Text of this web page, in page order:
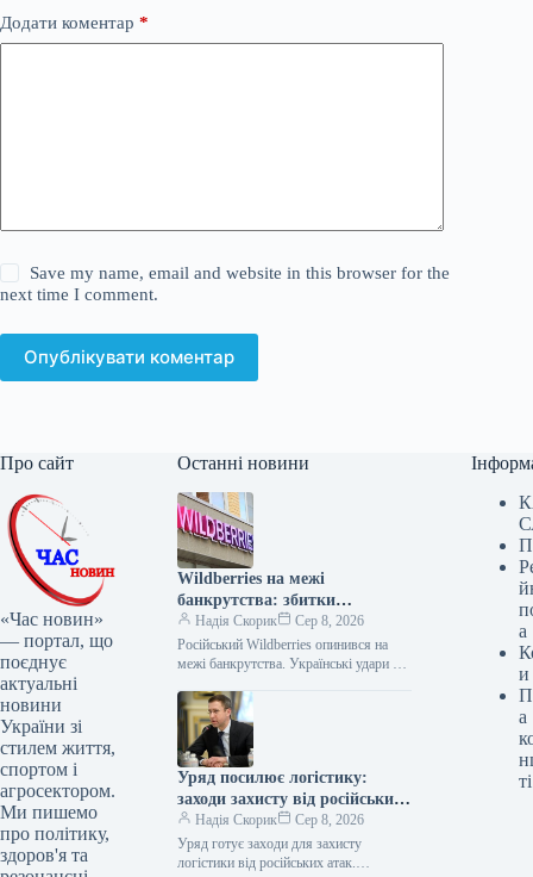
Додати коментар *
Save my name, email and website in this browser for the
next time I comment.
Опублікувати коментар
Про сайт
«Час новин»
— портал, що
поєднує
актуальні
новини
України зі
стилем життя,
спортом і
агросектором.
Ми пишемо
про політику,
здоров'я та
Останні новини
Wildberries на межі
банкрутства: збитки
перевищили 200 млрд рублів
Надія Скорик
Сер 8, 2026
Російський Wildberries опинився на
межі банкрутства. Українські удари по
було знищено щонайменше вісім
логістичних хабів компанії,…
Уряд посилює логістику:
заходи захисту від російських
атакНадія Скорик
Сер 8, 2026
Уряд готує заходи для захисту
логістики від російських атак.
а
и
а
ті